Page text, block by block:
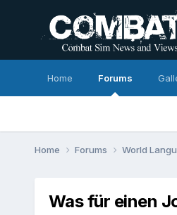
Home Forums
Home Forums World
Was für einen